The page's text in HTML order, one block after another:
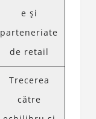
e și
parteneriate
de retail
Trecerea
către